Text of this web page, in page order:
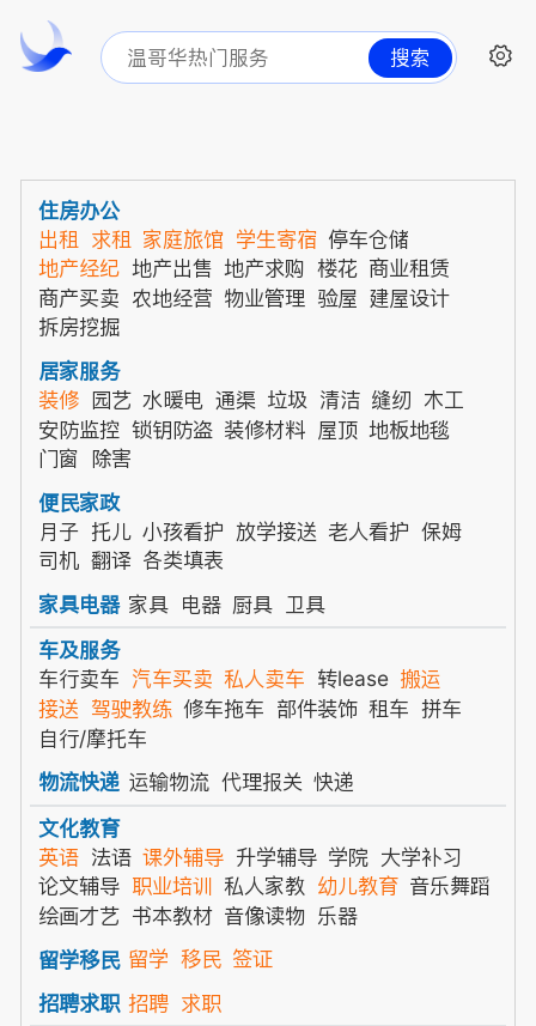
搜索
住房办公
出租
求租 家庭旅馆 学生寄宿 停车仓储
地产经纪 地产出售 地产求购 楼花 商业租赁
商产买卖 农地经营 物业管理 验屋 建屋设计
拆房挖掘
居家服务
装修 园艺 水暖电 通渠 垃圾 清洁 缝纫 木工
安防监控 锁钥防盗 装修材料 屋顶 地板地毯
门窗 除害
便民家政
月子 托儿 小孩看护 放学接送 老人看护 保姆
司机 翻译 各类填表
家具电器 家具 电器 厨具 卫具
车及服务
车行卖车 汽车买卖 私人卖车 转lease 搬运
接送 驾驶教练 修车拖车 部件装饰 租车 拼车
自行/摩托车
物流快递 运输物流 代理报关 快递
文化教育
英语 法语 课外辅导 升学辅导 学院 大学补习
论文辅导 职业培训 私人家教 幼儿教育 音乐舞蹈
绘画才艺 书本教材 音像读物 乐器
留学移民 留学 移民 签证
招聘求职 招聘 求职